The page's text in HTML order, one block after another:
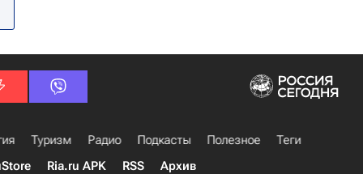
Туризм Радио Подкасты Полезное
Теги
Ria.ru APK RSS Архив